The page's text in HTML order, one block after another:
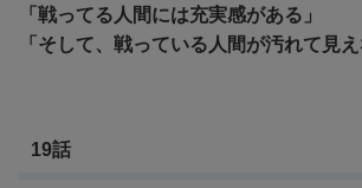
「戦ってる人間には充実感がある」
「そして、戦っている人間が汚れて見
19話